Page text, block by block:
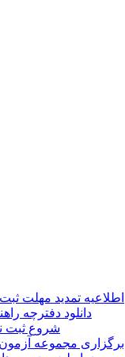
اطلاعیه تمدید مهلت
دانلود دفترچه
شروع ثبت
مجموعه